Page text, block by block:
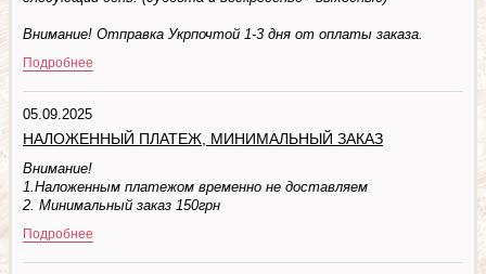
Внимание! Отправка Укрпочтой 1-3 дня от оплаты заказа.
Подробнее
05.09.2025
НАЛОЖЕННЫЙ ПЛАТЕЖ, МИНИМАЛЬНЫЙ ЗАКАЗ
Внимание!
1.Наложенным платежом временно не доставляем
2. Минимальный заказ 150грн
Подробнее